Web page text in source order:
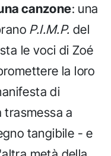
canzone: una
P.I.M.P. del
le voci di Zoé
la loro
di
trasmessa a
tangibile - e